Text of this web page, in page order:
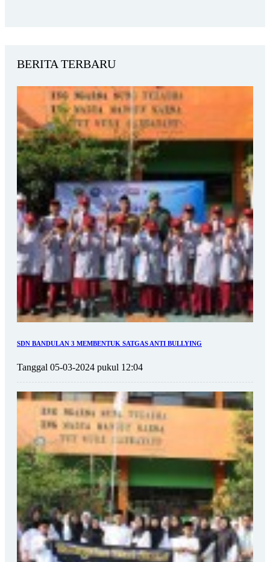
BERITA TERBARU
SDN BANDULAN 3 MEMBENTUK SATGAS ANTI BULLYING
Tanggal 05-03-2024 pukul 12:04